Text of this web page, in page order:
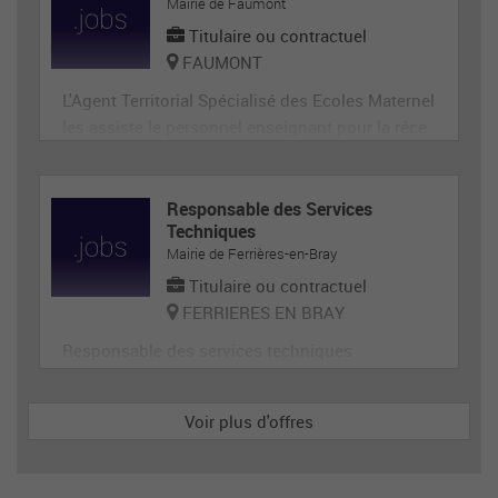
Titulaire ou contractuel
FAUMONT
L'Agent Territorial Spécialisé des Ecoles Maternel
ux et le matériel servant directement aux enfant
s. En tant que membre de la communauté éduca
tive, il p
Responsable des Services
Techniques
Mairie de Ferrières-en-Bray
Titulaire ou contractuel
FERRIERES EN BRAY
Voir plus d'offres